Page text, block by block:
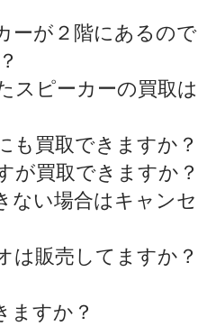
ーが２階にあるので
スピーカーの買取は
も買取できますか？
が買取できますか？
ない場合はキャンセ
は販売してますか？
ますか？